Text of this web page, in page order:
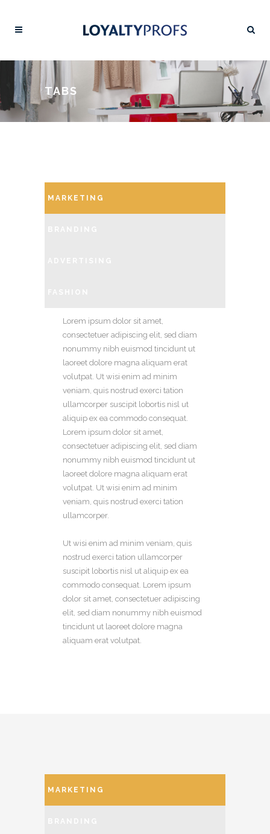
TABS
MARKETING
Lorem ipsum dolor sit amet,
consectetuer adipiscing elit, sed diam
nonummy nibh euismod tincidunt ut
laoreet dolore magna aliquam erat
volutpat. Ut wisi enim ad minim
veniam, quis nostrud exerci tation
ullamcorper suscipit lobortis nisl ut
aliquip ex ea commodo consequat.
Lorem ipsum dolor sit amet,
consectetuer adipiscing elit, sed diam
nonummy nibh euismod tincidunt ut
laoreet dolore magna aliquam erat
volutpat. Ut wisi enim ad minim
veniam, quis nostrud exerci tation
ullamcorper.
Ut wisi enim ad minim veniam, quis
nostrud exerci tation ullamcorper
suscipit lobortis nisl ut aliquip ex ea
commodo consequat. Lorem ipsum
dolor sit amet, consectetuer adipiscing
elit, sed diam nonummy nibh euismod
tincidunt ut laoreet dolore magna
aliquam erat volutpat.
MARKETING